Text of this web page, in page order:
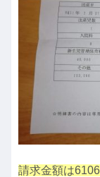
請求金額は